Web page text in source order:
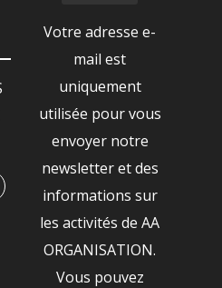
Votre adresse e-
mail est
uniquement
utilisée pour vous
envoyer notre
newsletter et des
informations sur
les activités de AA
ORGANISATION.
Vous pouvez